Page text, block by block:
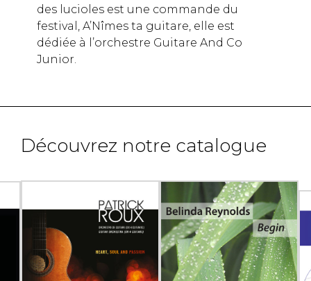
des lucioles est une commande du
festival, A’Nîmes ta guitare, elle est
dédiée à l’orchestre Guitare And Co
Junior.
Découvrez notre catalogue